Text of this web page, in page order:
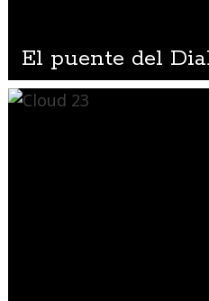
El puente del